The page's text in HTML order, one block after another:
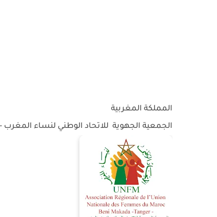
المملكة المغربية
الجمعية الجهوية للاتحاد الوطني لنساء